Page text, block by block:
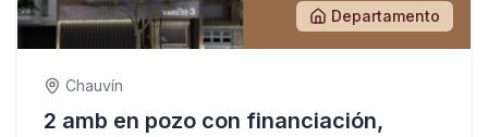
Departamento
Chauvín
2 amb en pozo con financiación,